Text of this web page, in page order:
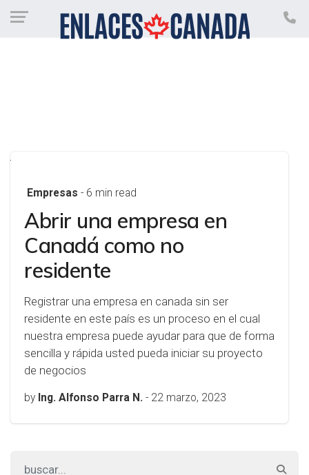
Empresas - 6 min read
Abrir una empresa en
Canadá como no
residente
Registrar una empresa en canada sin ser
residente en este país es un proceso en el cual
nuestra empresa puede ayudar para que de forma
sencilla y rápida usted pueda iniciar su proyecto
de negocios
by Ing. Alfonso Parra N. - 22 marzo, 2023